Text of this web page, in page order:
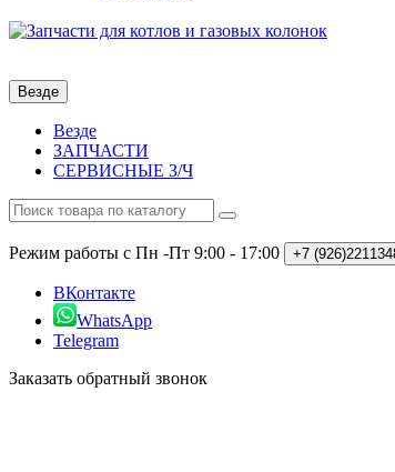
Везде
Везде
ЗАПЧАСТИ
СЕРВИСНЫЕ З/Ч
Режим работы с Пн -Пт 9:00 - 17:00 +7
ВКонтакте
WhatsApp
Telegram
Заказать обратный звонок